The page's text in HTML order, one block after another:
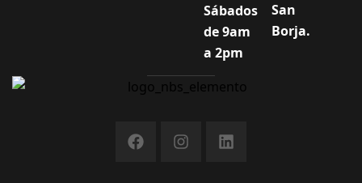
Sábados
de 9am
a 2pm
San
Borja.